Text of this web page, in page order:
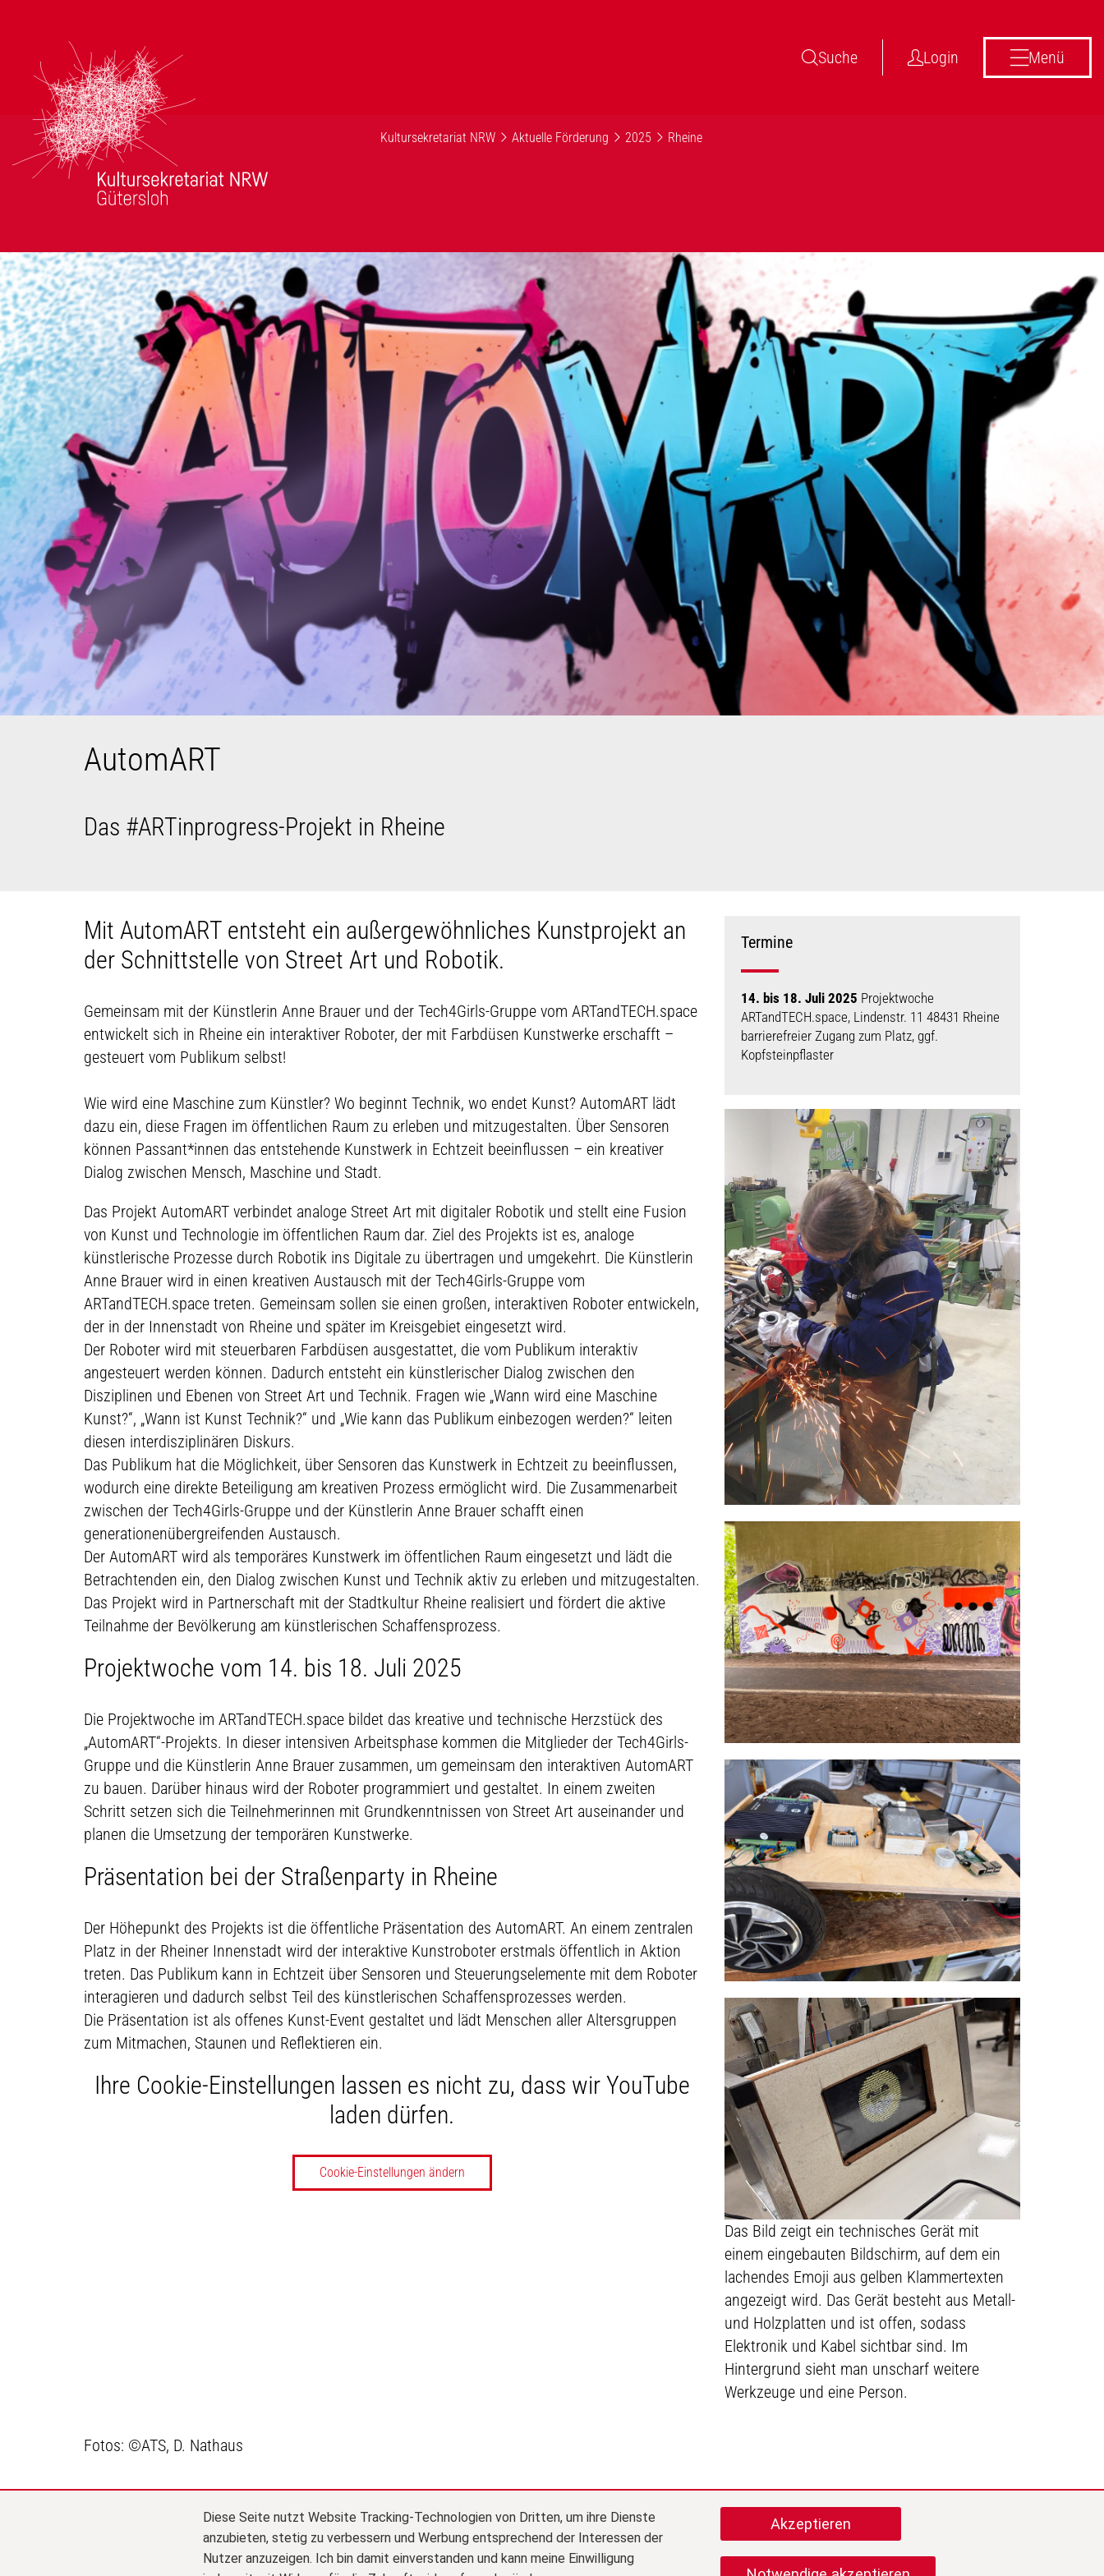
Diese Seite nutzt Website Tracking-Technologien von Dritten, um ihre Dienste
anzubieten, stetig zu verbessern und Werbung entsprechend der Interessen der
Nutzer anzuzeigen. Ich bin damit einverstanden und kann meine Einwilligung
Suche Login Menü
Kultursekretariat NRW Aktuelle Förderung 2025 Rheine
AutomART
Das #ARTinprogress-Projekt in Rheine
Mit AutomART entsteht ein außergewöhnliches Kunstprojekt an
der Schnittstelle von Street Art und Robotik.
Gemeinsam mit der Künstlerin Anne Brauer und der Tech4Girls-Gruppe vom ARTandTECH.space
entwickelt sich in Rheine ein interaktiver Roboter, der mit Farbdüsen Kunstwerke erschafft –
gesteuert vom Publikum selbst!
Wie wird eine Maschine zum Künstler? Wo beginnt Technik, wo endet Kunst? AutomART lädt
dazu ein, diese Fragen im öffentlichen Raum zu erleben und mitzugestalten. Über Sensoren
können Passant*innen das entstehende Kunstwerk in Echtzeit beeinflussen – ein kreativer
Dialog zwischen Mensch, Maschine und Stadt.
Das Projekt AutomART verbindet analoge Street Art mit digitaler Robotik und stellt eine Fusion
von Kunst und Technologie im öffentlichen Raum dar. Ziel des Projekts ist es, analoge
künstlerische Prozesse durch Robotik ins Digitale zu übertragen und umgekehrt. Die Künstlerin
Anne Brauer wird in einen kreativen Austausch mit der Tech4Girls-Gruppe vom
ARTandTECH.space treten. Gemeinsam sollen sie einen großen, interaktiven Roboter entwickeln,
der in der Innenstadt von Rheine und später im Kreisgebiet eingesetzt wird.
Der Roboter wird mit steuerbaren Farbdüsen ausgestattet, die vom Publikum interaktiv
angesteuert werden können. Dadurch entsteht ein künstlerischer Dialog zwischen den
Disziplinen und Ebenen von Street Art und Technik. Fragen wie „Wann wird eine Maschine
Kunst?“, „Wann ist Kunst Technik?“ und „Wie kann das Publikum einbezogen werden?“ leiten
diesen interdisziplinären Diskurs.
Das Publikum hat die Möglichkeit, über Sensoren das Kunstwerk in Echtzeit zu beeinflussen,
wodurch eine direkte Beteiligung am kreativen Prozess ermöglicht wird. Die Zusammenarbeit
zwischen der Tech4Girls-Gruppe und der Künstlerin Anne Brauer schafft einen
generationenübergreifenden Austausch.
Der AutomART wird als temporäres Kunstwerk im öffentlichen Raum eingesetzt und lädt die
Betrachtenden ein, den Dialog zwischen Kunst und Technik aktiv zu erleben und mitzugestalten.
Das Projekt wird in Partnerschaft mit der Stadtkultur Rheine realisiert und fördert die aktive
Teilnahme der Bevölkerung am künstlerischen Schaffensprozess.
Projektwoche vom 14. bis 18. Juli 2025
Die Projektwoche im ARTandTECH.space bildet das kreative und technische Herzstück des
„AutomART“-Projekts. In dieser intensiven Arbeitsphase kommen die Mitglieder der Tech4Girls-
Gruppe und die Künstlerin Anne Brauer zusammen, um gemeinsam den interaktiven AutomART
zu bauen. Darüber hinaus wird der Roboter programmiert und gestaltet. In einem zweiten
Schritt setzen sich die Teilnehmerinnen mit Grundkenntnissen von Street Art auseinander und
planen die Umsetzung der temporären Kunstwerke.
Präsentation bei der Straßenparty in Rheine
Der Höhepunkt des Projekts ist die öffentliche Präsentation des AutomART. An einem zentralen
Platz in der Rheiner Innenstadt wird der interaktive Kunstroboter erstmals öffentlich in Aktion
treten. Das Publikum kann in Echtzeit über Sensoren und Steuerungselemente mit dem Roboter
interagieren und dadurch selbst Teil des künstlerischen Schaffensprozesses werden.
Die Präsentation ist als offenes Kunst-Event gestaltet und lädt Menschen aller Altersgruppen
zum Mitmachen, Staunen und Reflektieren ein.
Ihre Cookie-Einstellungen lassen es nicht zu, dass wir YouTube
laden dürfen.
Cookie-Einstellungen ändern
Fotos: ©ATS, D. Nathaus
Termine
14. bis 18. Juli 2025 Projektwoche
ARTandTECH.space, Lindenstr. 11 48431 Rheine
barrierefreier Zugang zum Platz, ggf.
Kopfsteinpflaster
Das Bild zeigt ein technisches Gerät mit
einem eingebauten Bildschirm, auf dem ein
lachendes Emoji aus gelben Klammertexten
angezeigt wird. Das Gerät besteht aus Metall-
und Holzplatten und ist offen, sodass
Elektronik und Kabel sichtbar sind. Im
Hintergrund sieht man unscharf weitere
Werkzeuge und eine Person.
___________________
Weitere Informationen: